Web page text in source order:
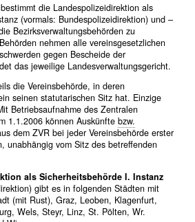
die Landespolizeidirektion als
(vormals: Bundespolizeidirektion) und –
Bezirksverwaltungsbehörden zu
nehmen alle vereinsgesetzlichen
gegen Bescheide der
das jeweilige Landesverwaltungsgericht.
die Vereinsbehörde, in deren
seinen statutarischen Sitz hat. Einzige
Betriebsaufnahme des Zentralen
1.1.2006 können Auskünfte bzw.
dem ZVR bei jeder Vereinsbehörde erster
unabhängig vom Sitz des betreffenden
als Sicherheitsbehörde I. Instanz
gibt es in folgenden Städten mit
(mit Rust), Graz, Leoben, Klagenfurt,
Wels, Steyr, Linz, St. Pölten, Wr.